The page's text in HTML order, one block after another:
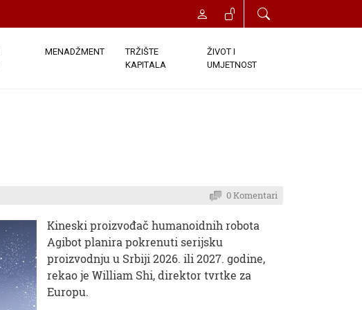
MENADŽMENT
TRŽIŠTE
KAPITALA
ŽIVOT I
UMJETNOST
0 Komentari
Kineski proizvođač humanoidnih robota
Agibot planira pokrenuti serijsku
proizvodnju u Srbiji 2026. ili 2027. godine,
rekao je William Shi, direktor tvrtke za
Europu.